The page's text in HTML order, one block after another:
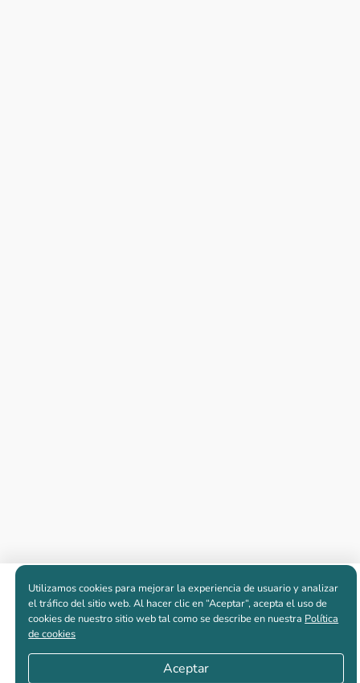
Apartamentos nuevos
Casas nuevas en venta
Utilizamos cookies para mejorar la experiencia de usuario y analizar
el tráfico del sitio web. Al hacer clic en “Aceptar“, acepta el uso de
cookies de nuestro sitio web tal como se describe en nuestra Política
de cookies
Aceptar